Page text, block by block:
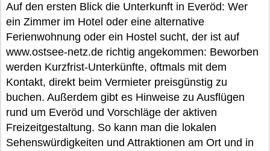
Auf den ersten Blick die Unterkunft in Everöd: Wer
ein Zimmer im Hotel oder eine alternative
Ferienwohnung oder ein Hostel sucht, der ist auf
www.ostsee-netz.de richtig angekommen: Beworben
werden Kurzfrist-Unterkünfte, oftmals mit dem
Kontakt, direkt beim Vermieter preisgünstig zu
buchen. Außerdem gibt es Hinweise zu Ausflügen
rund um Everöd und Vorschläge der aktiven
Freizeitgestaltung. So kann man die lokalen
Sehenswürdigkeiten und Attraktionen am Ort und in